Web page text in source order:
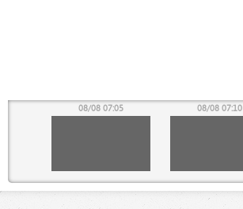
08/08 07:05 08/08 07:10